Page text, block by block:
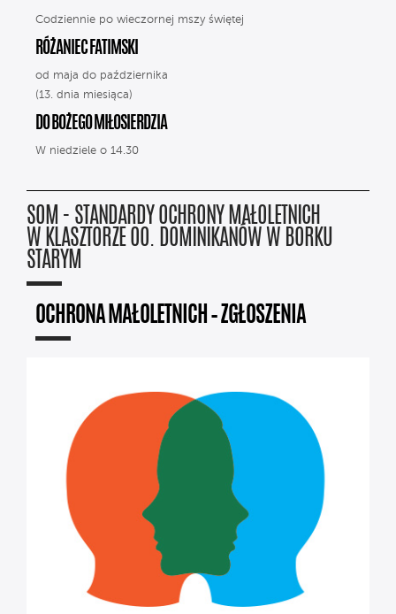
Codziennie po wieczornej mszy świętej
RÓŻANIEC FATIMSKI
od maja do października
(13. dnia miesiąca)
DO BOŻEGO MIŁOSIERDZIA
W niedziele o 14.30
SOM - STANDARDY OCHRONY MAŁOLETNICH
W KLASZTORZE OO. DOMINIKANÓW W BORKU
STARYM
OCHRONA MAŁOLETNICH – ZGŁOSZENIA